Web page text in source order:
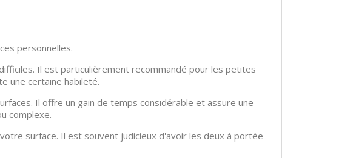
personnelles.
Il est particulièrement recommandé pour les petites
une certaine habileté.
Il offre un gain de temps considérable et assure une
complexe.
surface. Il est souvent judicieux d'avoir les deux à portée